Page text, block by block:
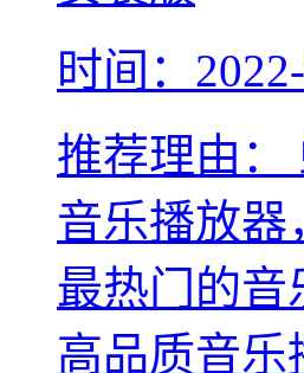
时间：
推荐理由：
音乐播放
最热门的
高品质音